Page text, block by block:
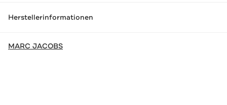
Herstellerinformationen
MARC JACOBS